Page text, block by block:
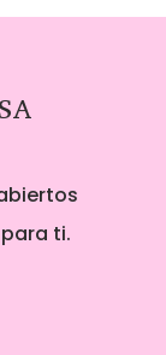
1,00€
ti.